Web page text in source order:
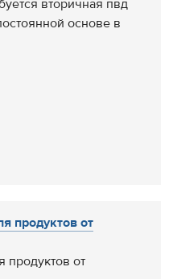
вторичная пвд
основе в
продуктов от
продуктов от